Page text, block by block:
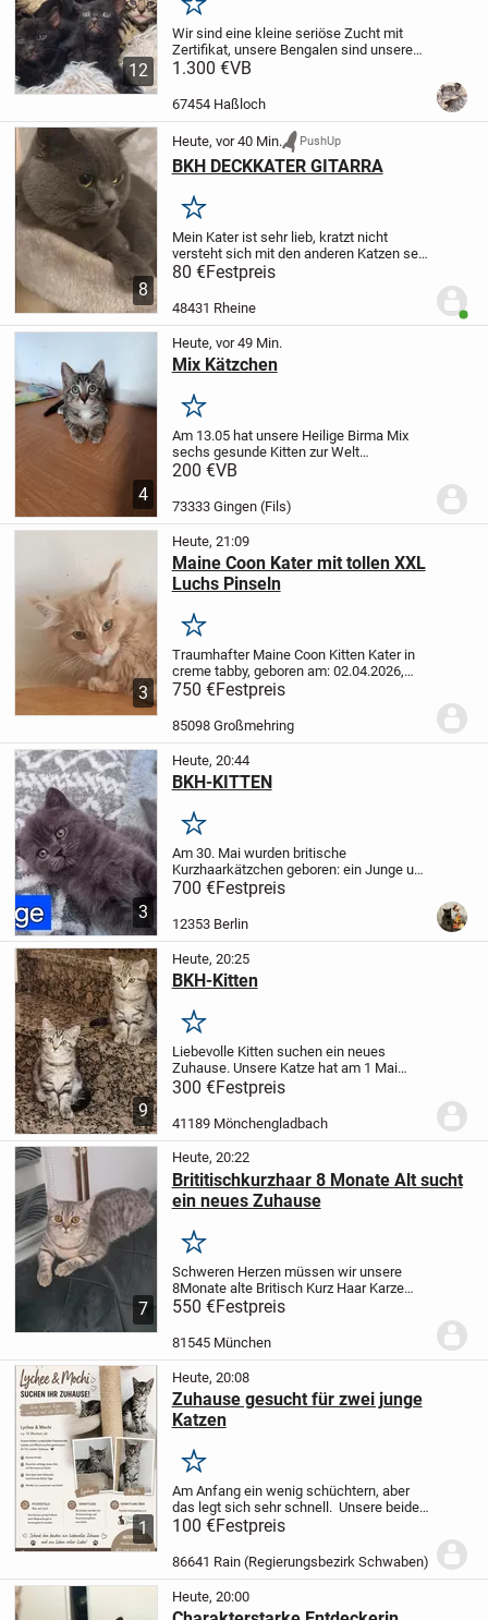
12
Merken
Wir sind eine kleine seriöse Zucht mit
Zertifikat, unsere Bengalen sind unsere
Leidenschaft seit 15 Jahren. Gesundheit
oberster Stelle. Wir züchten Bengal
Katzen...
1.300 €VB
67454 Haßloch
8
Heute, vor 40 Min. PushUp
BKH DECKKATER GITARRA
Merken
Mein Kater ist sehr lieb, kratzt nicht
versteht sich mit den anderen Katzen sehr
gut. Sie können ihre Katze zu uns bringen.
Ihre Katze bleibt 4-5 Tagen bei uns, falls
es bei der ersten Deckung nicht...
80 €Festpreis
48431 Rheine
4
Heute, vor 49 Min.
Mix Kätzchen
Merken
Am 13.05 hat unsere Heilige Birma Mix
sechs gesunde Kitten zur Welt
gebracht.Noch drei der kleinen sind auf
Dosenöffner.Sie sind sehr zutraulich und
total verschmust und...
200 €VB
73333 Gingen (Fils)
3
Heute, 21:09
Maine Coon Kater mit tollen XXL
Luchs Pinseln
Merken
Traumhafter Maine Coon Kitten Kater in
creme tabby, geboren am: 02.04.2026,
sehr Lieb und verspielt, an Hund gewöhnt.
Verträgt sich gut mit anderen Katzen.
Sucht Schmuse Platz zum
Die...
750 €Festpreis
85098 Großmehring
3
Heute, 20:44
BKH-KITTEN
Merken
Am 30. Mai wurden britische
Kurzhaarkätzchen geboren: ein Junge und
zwei Mädchen.Sie haben bereits ihre
erste Impfung erhalten und wurden
mehrfach entwurmt. 🐾
700 €Festpreis
12353 Berlin
9
Heute, 20:25
BKH-Kitten
Merken
Liebevolle Kitten suchen ein neues
Zuhause. Unsere Katze hat am 1 Mai
wunderschöne Kitten zur Welt gebracht
Zwei Mädchen und ein Junge suchen ab
12 Lebenswoche ein liebesvolles Für-
immer-Zuhause. Die...
300 €Festpreis
41189 Mönchengladbach
7
Heute, 20:22
Brititischkurzhaar 8 Monate Alt sucht
ein neues Zuhause
Merken
Schweren Herzen müssen wir unsere
8Monate alte Britisch Kurz Haar Karze
abgeben. Die kleine ist geimpft,gechipt
besitzt ein Eu Pass. Die Katze ist gesund
war nur Wohnungskatze.Die ist von
Character...
550 €Festpreis
81545 München
1
Heute, 20:08
Zuhause gesucht für zwei junge
Katzen
Merken
Am Anfang ein wenig schüchtern, aber
das legt sich sehr schnell. Unsere beiden
Mädchen sind bereit für ihr neues
Sie sind jetzt ca 3/4 Monate
alt. Gerne in Wohnungshaltung mit
100 €Festpreis
86641 Rain (Regierungsbezirk Schwaben)
Heute, 20:00